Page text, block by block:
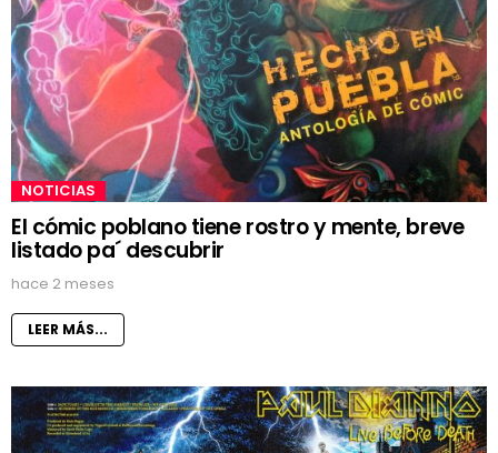
NOTICIAS
El cómic poblano tiene rostro y mente, breve
listado pa´ descubrir
hace 2 meses
LEER MÁS...